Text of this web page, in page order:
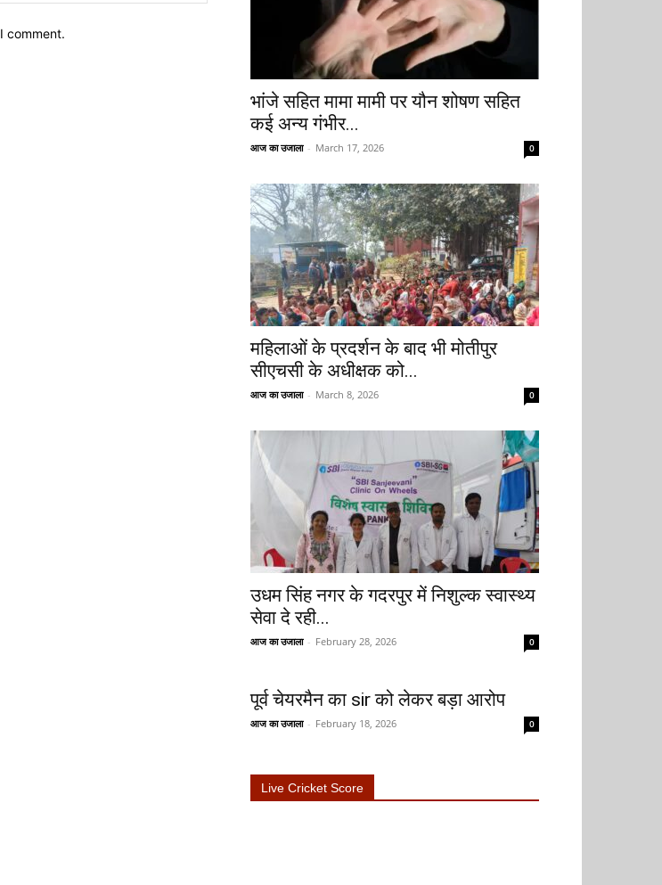
comment.
भांजे सहित मामा मामी पर यौन शोषण सहित
कई अन्य गंभीर...
आज का उजाला - March 17, 2026 0
महिलाओं के प्रदर्शन के बाद भी मोतीपुर
सीएचसी के अधीक्षक को...
आज का उजाला - March 8, 2026 0
उधम सिंह नगर के गदरपुर में निशुल्क स्वास्थ्य
सेवा दे रही...
आज का उजाला - February 28, 2026 0
पूर्व चेयरमैन का sir को लेकर बड़ा आरोप
आज का उजाला - February 18, 2026 0
Live Cricket Score